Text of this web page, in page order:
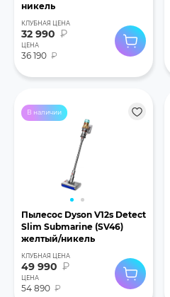
никель
КЛУБНАЯ ЦЕНА
32 990 ₽
ЦЕНА
36 190 ₽
В наличии
Пылесос Dyson V12s Detect
Slim Submarine (SV46)
желтый/никель
КЛУБНАЯ ЦЕНА
49 990 ₽
ЦЕНА
54 890 ₽